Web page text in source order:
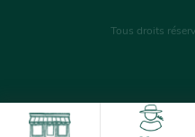
Tous droits